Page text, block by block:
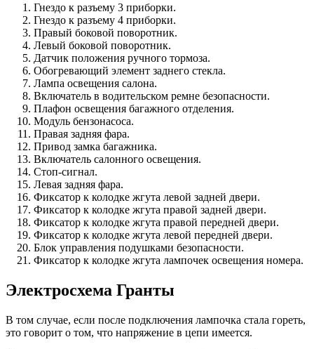
Гнездо к разъему 3 приборки.
Гнездо к разъему 4 приборки.
Правый боковой поворотник.
Левый боковой поворотник.
Датчик положения ручного тормоза.
Обогревающий элемент заднего стекла.
Лампа освещения салона.
Включатель в водительском ремне безопасности.
Плафон освещения багажного отделения.
Модуль бензонасоса.
Правая задняя фара.
Привод замка багажника.
Включатель салонного освещения.
Стоп-сигнал.
Левая задняя фара.
Фиксатор к колодке жгута левой задней двери.
Фиксатор к колодке жгута правой задней двери.
Фиксатор к колодке жгута правой передней двери.
Фиксатор к колодке жгута левой передней двери.
Блок управления подушками безопасности.
Фиксатор к колодке жгута лампочек освещения номера.
Электросхема Гранты
В том случае, если после подключения лампочка стала гореть,
это говорит о том, что напряжение в цепи имеется.